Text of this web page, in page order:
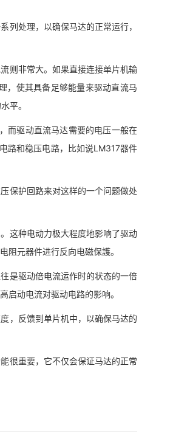
处理，以确保马达的正常运行，
则非常大。如果直接连接单片机输
，使其具备足够能量来驱动直流马
平。
驱动直流马达需要的电压一般在
路和稳压电路，比如说LM317器件
保护回路来对这样的一个问题做处
这种电动力极大程度地影响了驱动
阻元器件进行反向电磁保護。
是驱动倍电流运作时的状态的一倍
启动电流对驱动电路的影响。
，反馈到单片机中，以确保马达的
很重要，它不仅会保证马达的正常